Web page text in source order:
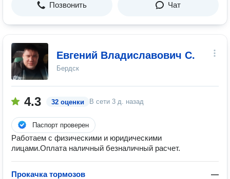
Позвонить Чат
Евгений Владиславович С.
Бердск
4.3 32 оценки В сети 3 д. назад
Паспорт проверен
Работаем с физическими и юридическими
лицами.Оплата наличный безналичный расчет.
Прокачка тормозов —